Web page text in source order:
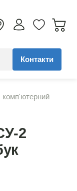
Контакти
комп'ютерний
2